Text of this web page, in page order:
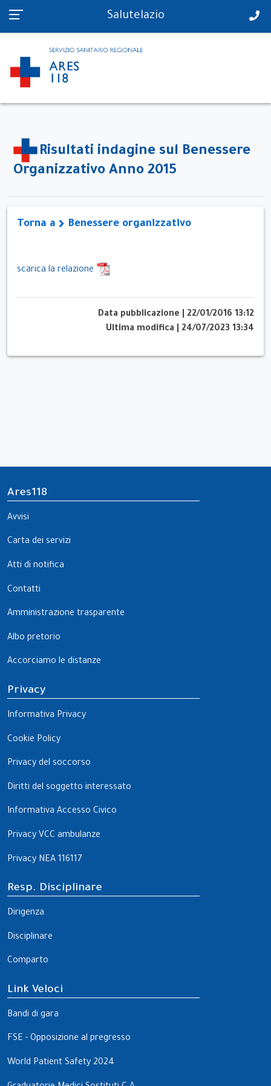
PS in tempo reale Salutelazio
Risultati indagine sul Benessere
Organizzativo Anno 2015
Torna a Benessere organizzativo
scarica la relazione
Data pubblicazione
22/01/2016 13:12
Ultima modifica
24/07/2023 13:34
Ares118
Avvisi
Carta dei servizi
Atti di notifica
Contatti
Amministrazione trasparente
Albo pretorio
Accorciamo le distanze
Privacy
Informativa Privacy
Cookie Policy
Privacy del soccorso
Diritti del soggetto interessato
Informativa Accesso Civico
Privacy VCC ambulanze
Privacy NEA 116117
Resp. Disciplinare
Dirigenza
Disciplinare
Comparto
Link Veloci
Bandi di gara
FSE - Opposizione al pregresso
World Patient Safety 2024